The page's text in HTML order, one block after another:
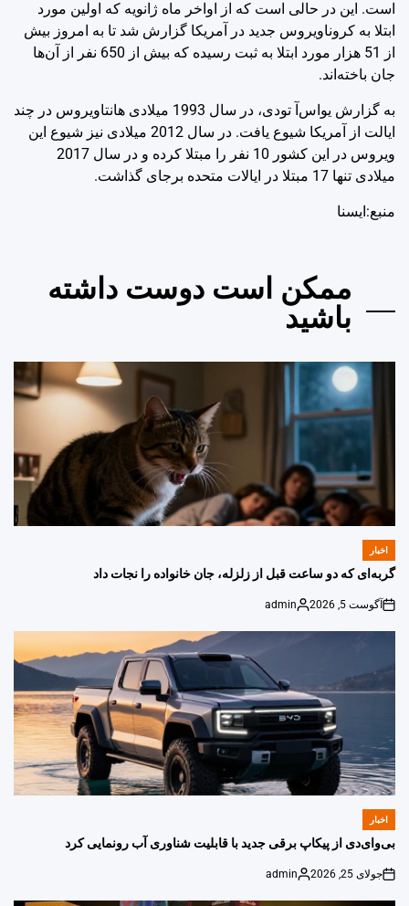
است. این در حالی است که از اواخر ماه ژانویه که اولین مورد
ابتلا به کروناویروس جدید در آمریکا گزارش شد تا به امروز بیش
از 51 هزار مورد ابتلا به ثبت رسیده که بیش از 650 نفر از آن‌ها
جان باخته‌اند.
به گزارش یواس‌آ تودی، در سال 1993 میلادی هانتاویروس‌ در چند
ایالت از آمریکا شیوع یافت. در سال 2012 میلادی نیز شیوع این
ویروس در این کشور 10 نفر را مبتلا کرده و در سال 2017
میلادی تنها 17 مبتلا در ایالات متحده برجای گذاشت.
منبع:ایسنا
ممکن است دوست داشته
باشید
POSTED
IN
اخبار
گربه‌ای که دو ساعت قبل از زلزله، جان خانواده را نجات داد
on
آگوست 5, 2026
Posted
admin
POSTED
اخبار
بی‌وای‌دی از پیکاپ برقی جدید با قابلیت شناوری آب رونمایی کرد
on
جولای 25, 2026
Posted
admin